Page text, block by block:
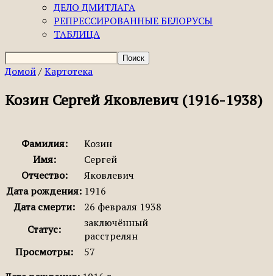
ДЕЛО ДМИТЛАГА
РЕПРЕССИРОВАННЫЕ БЕЛОРУСЫ
ТАБЛИЦА
Домой/Картотека
Козин Сергей Яковлевич (1916-1938)
Фамилия:
Козин
Имя:
Сергей
Отчество:
Яковлевич
Дата рождения: 1916
Дата смерти:
26 февраля 1938
Статус:
заключённый
расстрелян
Просмотры:
57